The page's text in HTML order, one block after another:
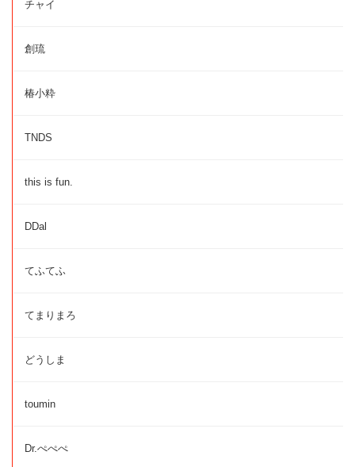
チャイ
創琉
椿小粋
TNDS
this is fun.
DDal
てふてふ
てまりまろ
どうしま
toumin
Dr.ぺぺぺ